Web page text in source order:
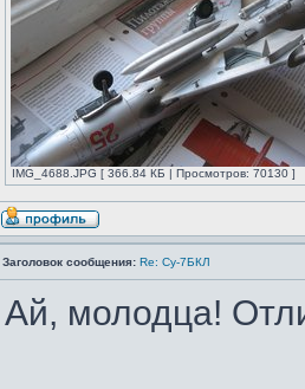
IMG_4688.JPG [ 366.84 КБ | Просмотров: 70130 ]
Заголовок сообщения: Re: Су-7БКЛ
Ай, молодца!